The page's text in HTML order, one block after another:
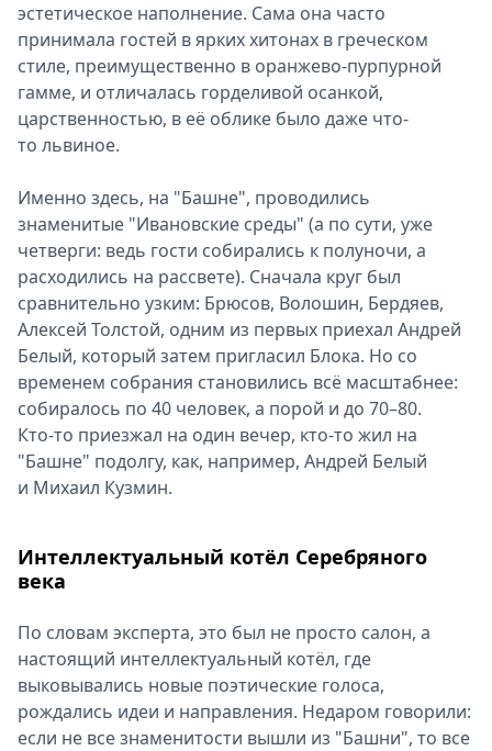
эстетическое наполнение. Сама она часто
принимала гостей в ярких хитонах в греческом
стиле, преимущественно в оранжево‑пурпурной
гамме, и отличалась горделивой осанкой,
царственностью, в её облике было даже что-
то львиное.
Именно здесь, на "Башне", проводились
знаменитые "Ивановские среды" (а по сути, уже
четверги: ведь гости собирались к полуночи, а
расходились на рассвете). Сначала круг был
сравнительно узким: Брюсов, Волошин, Бердяев,
Алексей Толстой, одним из первых приехал Андрей
Белый, который затем пригласил Блока. Но со
временем собрания становились всё масштабнее:
собиралось по 40 человек, а порой и до 70–80.
Кто‑то приезжал на один вечер, кто‑то жил на
"Башне" подолгу, как, например, Андрей Белый
и Михаил Кузмин.
Интеллектуальный котёл Серебряного
века
По словам эксперта, это был не просто салон, а
настоящий интеллектуальный котёл, где
выковывались новые поэтические голоса,
рождались идеи и направления. Недаром говорили:
если не все знаменитости вышли из "Башни", то все